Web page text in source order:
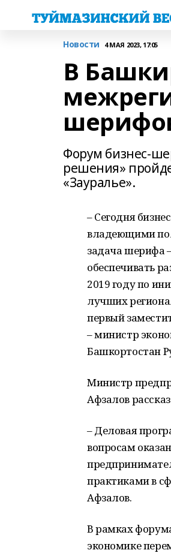
Новости 4 МАЯ 2023, 17:05
В
Форум бизнес-
решения»
«Зауралье».
– Сегодня
владеющими
задача шерифа
обеспечивать
2019 году по
лучших
первый
– министр
Башкортостан
Министр
Афзалов
– Деловая
вопросам
практиками в
Афзалов.
В рамках
экономике